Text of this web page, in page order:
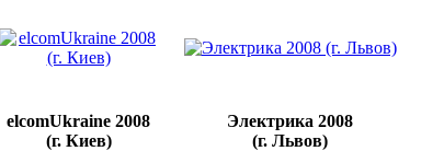
elcomUkraine 2008
(г. Киев)
Электрика 2008
(г. Львов)